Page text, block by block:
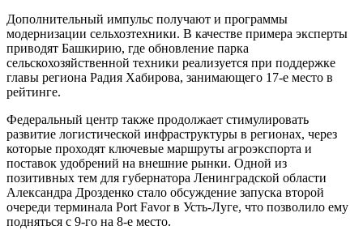
Дополнительный импульс получают и программы
модернизации сельхозтехники. В качестве примера эксперты
приводят Башкирию, где обновление парка
сельскохозяйственной техники реализуется при поддержке
главы региона Радия Хабирова, занимающего 17-е место в
рейтинге.
Федеральный центр также продолжает стимулировать
развитие логистической инфраструктуры в регионах, через
которые проходят ключевые маршруты агроэкспорта и
поставок удобрений на внешние рынки. Одной из
позитивных тем для губернатора Ленинградской области
Александра Дрозденко стало обсуждение запуска второй
очереди терминала Port Favor в Усть-Луге, что позволило ему
подняться с 9-го на 8-е место.